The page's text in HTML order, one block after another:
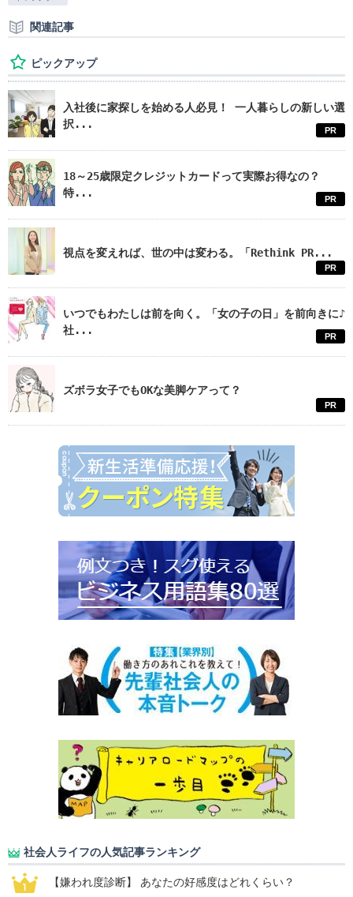
関連記事
ピックアップ
入社後に家探しを始める人必見！ 一人暮らしの新しい選
択...
PR
18～25歳限定クレジットカードって実際お得なの？
特...
PR
視点を変えれば、世の中は変わる。「Rethink PR...
PR
いつでもわたしは前を向く。「女の子の日」を前向きに♪
社...
PR
ズボラ女子でもOKな美脚ケアって？
PR
社会人ライフの人気記事ランキング
【嫌われ度診断】 あなたの好感度はどれくらい？